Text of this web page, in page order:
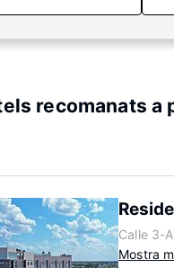
recomanats a
Calle 3-
Mostra